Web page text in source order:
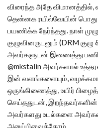
விரைந்த அதே விமானத்தில்,
தென்னக ரயில்வேயின் பொது
பயணிக்க நேர்ந்தது. நாள்
குழுவினருடனும் (DRM
அவர்களுடன் இணைத்து
@mkstalin அவர்களால்
இன் வளங்களையும்,
ஒருங்கிணைத்து, உயிர்
செய்ததுடன்,
அவர்களது உடல்களை
அனுப்பிவைத்தோம்.